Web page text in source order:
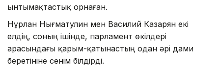
ынтымақтастық орнаған.
Нұрлан Нығматулин мен Василий Казарян екі
елдің, соның ішінде, парламент өкілдері
арасындағы қарым-қатынастың одан әрі дами
беретініне сенім білдірді.